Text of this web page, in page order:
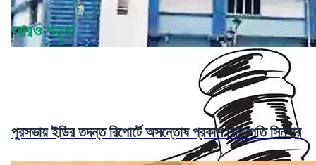
আরও পড়ুন:
পুরসভায় ইডির তদন্ত রিপোর্টে অসন্তোষ প্রকাশ বিচারপতি সিনহার